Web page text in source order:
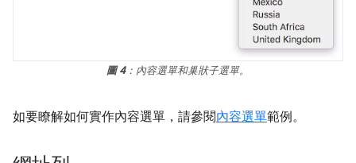
圖 4：內容選單和巢狀子選單。
如要瞭解如何實作內容選單，請參閱內容選單範例。